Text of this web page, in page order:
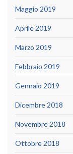
Maggio 2019
Aprile 2019
Marzo 2019
Febbraio 2019
Gennaio 2019
Dicembre 2018
Novembre 2018
Ottobre 2018